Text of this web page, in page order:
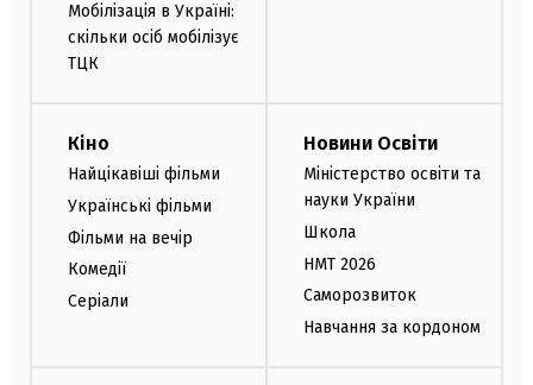
Мобілізація в Україні:
скільки осіб мобілізує
ТЦК
Кіно
Найцікавіші фільми
Українські фільми
Фільми на вечір
Комедії
Серіали
Новини Освіти
Міністерство освіти та
науки України
Школа
НМТ 2026
Саморозвиток
Навчання за кордоном